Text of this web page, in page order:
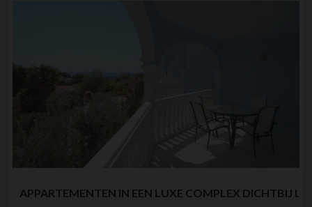
APPARTEMENTEN IN EEN LUXE COMPLEX DICHTBIJ